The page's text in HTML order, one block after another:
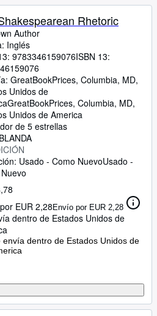
Rhetoric
Author
Inglés
9783346159076ISBN 13:
GreatBookPrices, Columbia, MD,
Unidos de
GreatBookPrices, Columbia, MD,
Unidos de America
de 5 estrellas
Usado - Como NuevoUsado -
EUR 2,28Envío por EUR 2,28
dentro de Estados Unidos de
envía dentro de Estados Unidos de